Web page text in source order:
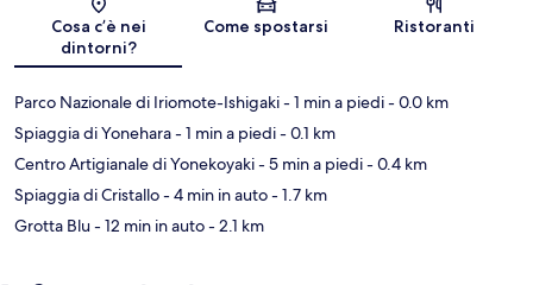
Mappa
Cosa c’è nei
dintorni?
Come spostarsi Ristoranti
Parco Nazionale di Iriomote-Ishigaki- 1 min a piedi- 0.0 km
Spiaggia di Yonehara- 1 min a piedi- 0.1 km
Centro Artigianale di Yonekoyaki- 5 min a piedi- 0.4 km
Spiaggia di Cristallo- 4 min in auto- 1.7 km
Grotta Blu- 12 min in auto- 2.1 km